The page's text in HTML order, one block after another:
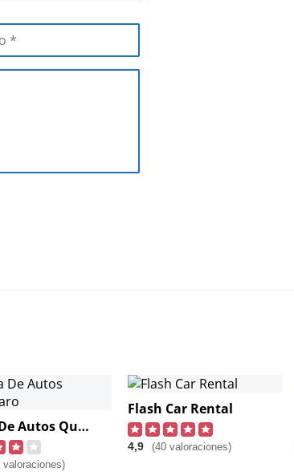
Renta De Autos Querétaro
valoraciones)
Flash Car Rental
4,9 (40 valoraciones)